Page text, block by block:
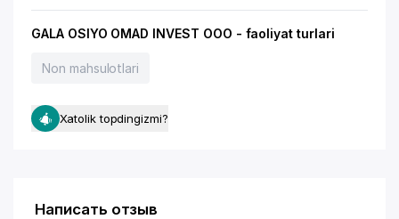
GALA OSIYO OMAD INVEST OOO - faoliyat turlari
Non mahsulotlari
Xatolik topdingizmi?
Написать отзыв